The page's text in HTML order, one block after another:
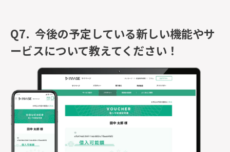
Q7. 今後の予定している新しい機能やサ
ービスについて教えてください！